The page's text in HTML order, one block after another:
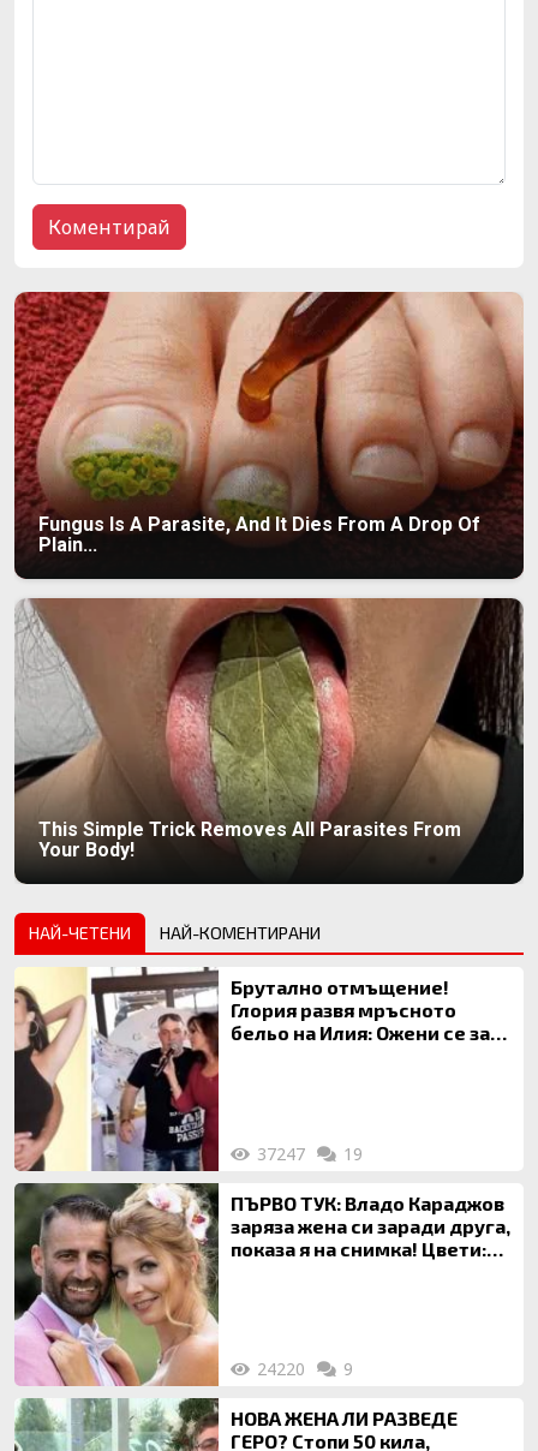
Fungus Is A Parasite, And It Dies From A Drop Of
Plain...
This Simple Trick Removes All Parasites From
Your Body!
НАЙ-ЧЕТЕНИ НАЙ-КОМЕНТИРАНИ
Брутално отмъщение!
Глория развя мръсното
бельо на Илия: Ожени се за
37247 19
ПЪРВО ТУК: Владо Караджов
заряза жена си заради друга,
показа я на снимка! Цвети:
24220 9
НОВА ЖЕНА ЛИ РАЗВЕДЕ
ГЕРО? Стопи 50 кила,